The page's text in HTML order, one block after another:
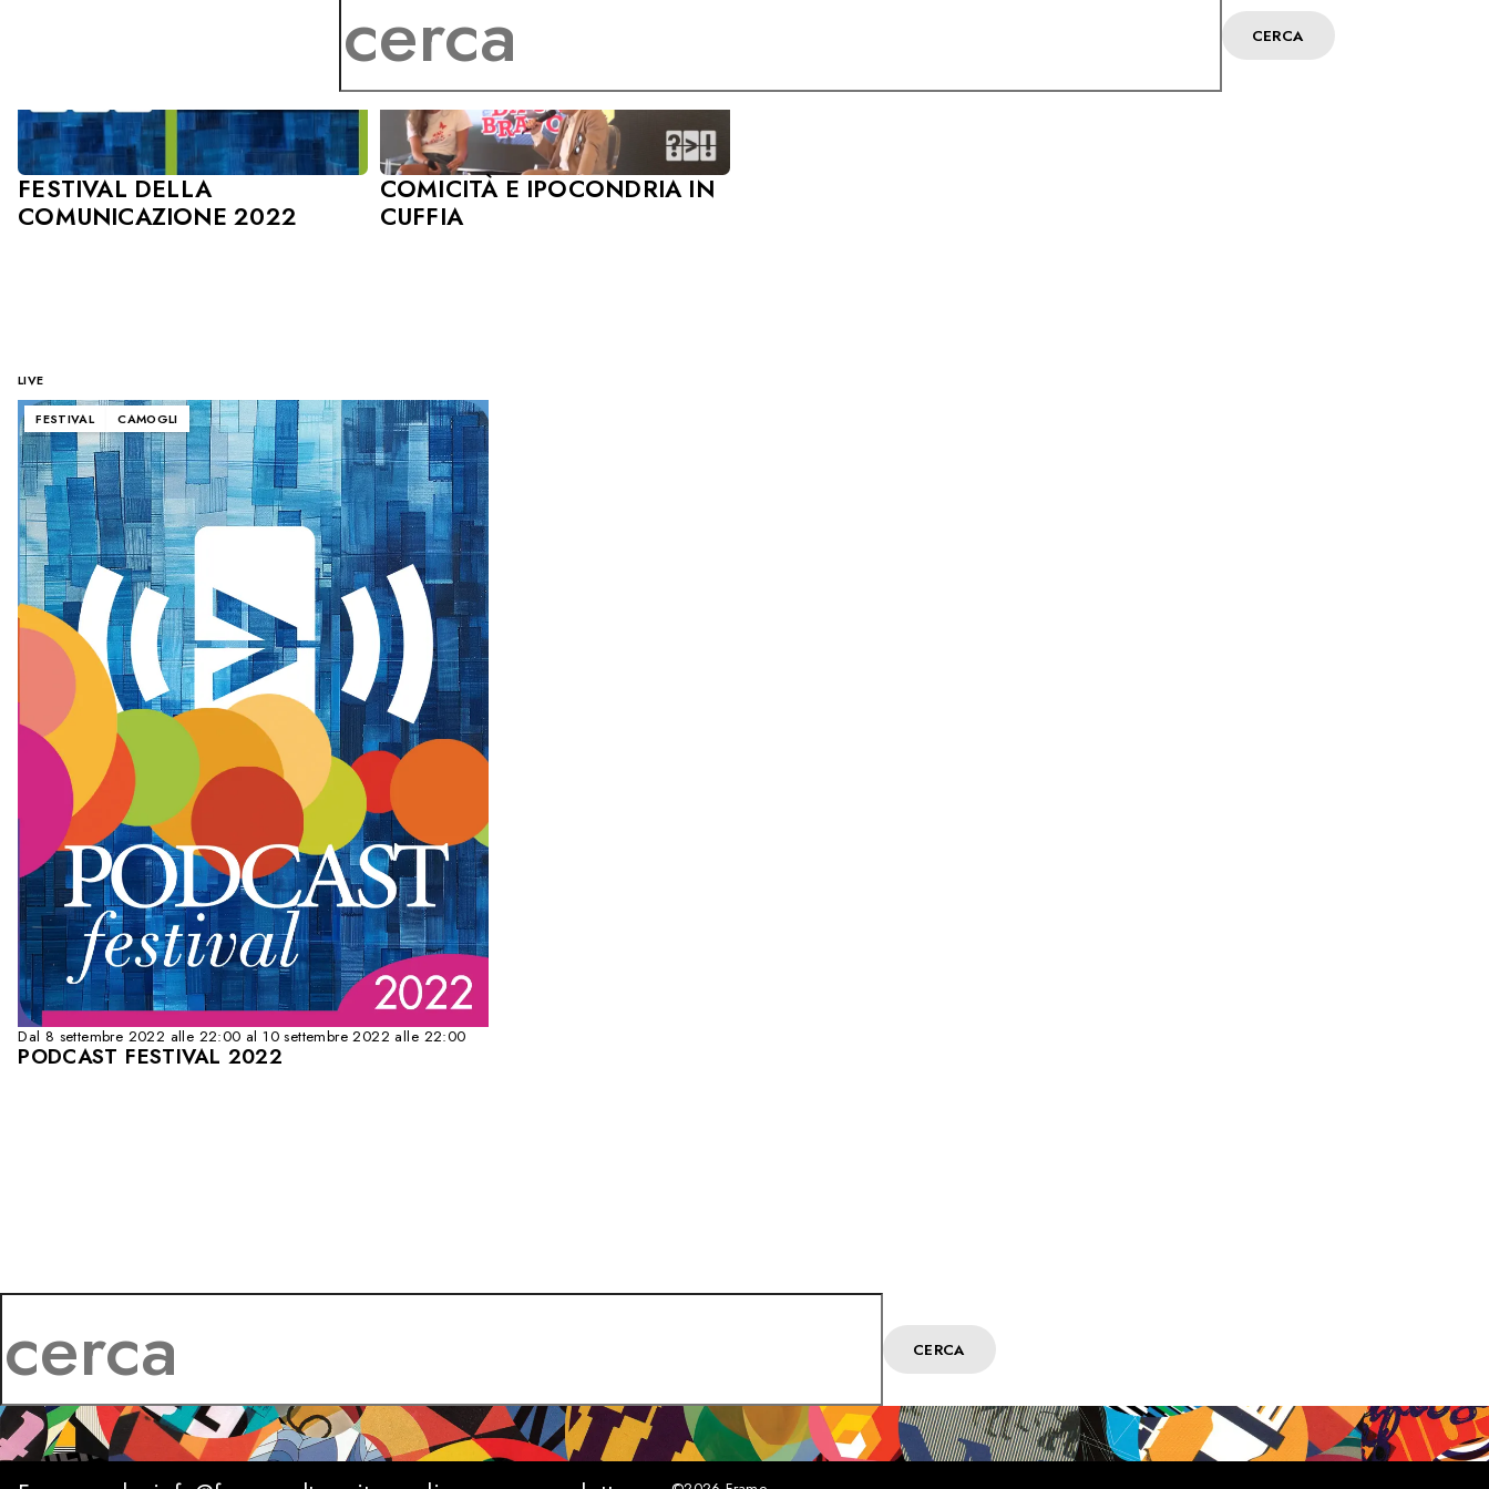
CERCA
FESTIVAL DELLA
COMUNICAZIONE 2022
COMICITÀ E IPOCONDRIA IN
CUFFIA
LIVE
Dal 8 settembre 2022 alle 22:00 al 10 settembre 2022 alle 22:00
PODCAST FESTIVAL 2022
FESTIVAL CAMOGLI
CERCA